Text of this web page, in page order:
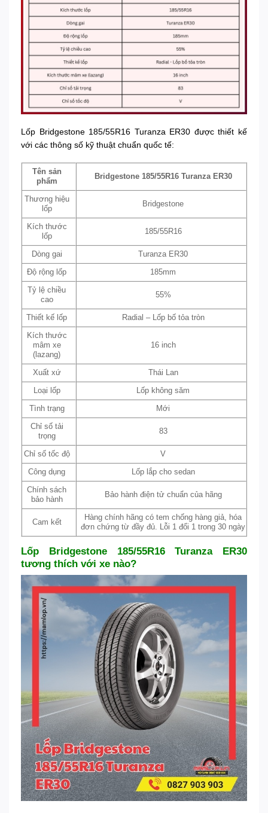
Lốp Bridgestone 185/55R16 Turanza ER30 được thiết kế
với các thông số kỹ thuật chuẩn quốc tế:
Tên sản
phẩm
Bridgestone 185/55R16 Turanza ER30
Thương hiệu
lốp
Bridgestone
Kích thước
lốp
185/55R16
Dòng gai Turanza ER30
Độ rộng lốp 185mm
Tỷ lệ chiều
cao
55%
Thiết kế lốp Radial – Lốp bố tỏa tròn
Kích thước
mâm xe
(lazang)
16 inch
Xuất xứ Thái Lan
Loại lốp Lốp không săm
Tình trạng Mới
Chỉ số tải
trọng
83
Chỉ số tốc độ V
Công dụng Lốp lắp cho sedan
Chính sách
bảo hành
Bảo hành điện tử chuẩn của hãng
Cam kết
Hàng chính hãng có tem chống hàng giả, hóa
đơn chứng từ đầy đủ. Lỗi 1 đổi 1 trong 30 ngày
Lốp Bridgestone 185/55R16 Turanza ER30
tương thích với xe nào?